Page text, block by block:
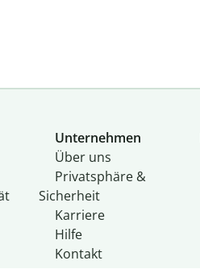
Unternehmen
Über uns
Privatsphäre &
Sicherheit
Karriere
Hilfe
Kontakt